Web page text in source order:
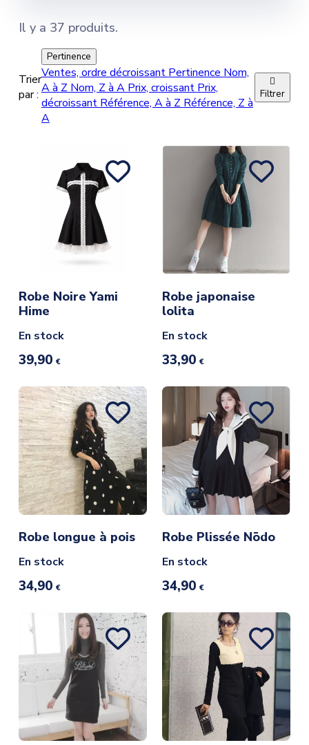
Il y a 37 produits.
Trier
par :
Pertinence
Ventes, ordre décroissant Pertinence Nom,
A à Z Nom, Z à A Prix, croissant Prix,
décroissant Référence, A à Z Référence, Z à
A

Filtrer
Robe Noire Yami
Hime
En stock
39,90 €
Robe japonaise
lolita
En stock
33,90 €
Robe longue à pois
En stock
34,90 €
Robe Plissée Nōdo
En stock
34,90 €